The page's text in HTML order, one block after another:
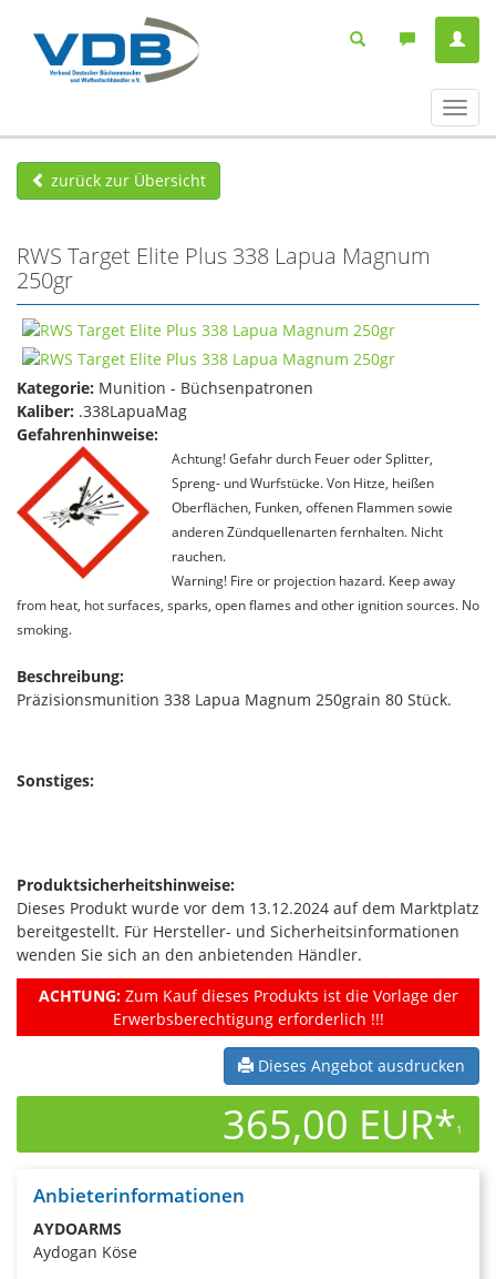
ein-/
zurück zur Übersicht
RWS Target Elite Plus 338 Lapua Magnum
250gr
Kategorie: Munition - Büchsenpatronen
Kaliber: .338LapuaMag
Gefahrenhinweise:
Achtung! Gefahr durch Feuer oder Splitter,
Spreng- und Wurfstücke. Von Hitze, heißen
Oberflächen, Funken, offenen Flammen sowie
anderen Zündquellenarten fernhalten. Nicht
rauchen.
Warning! Fire or projection hazard. Keep away
from heat, hot surfaces, sparks, open flames and other ignition sources. No
smoking.
Beschreibung:
Präzisionsmunition 338 Lapua Magnum 250grain 80 Stück.
Sonstiges:
Produktsicherheitshinweise:
Dieses Produkt wurde vor dem 13.12.2024 auf dem Marktplatz
bereitgestellt. Für Hersteller- und Sicherheitsinformationen
wenden Sie sich an den anbietenden Händler.
ACHTUNG:Zum Kauf dieses Produkts ist die Vorlage der
Erwerbsberechtigung erforderlich !!!
Dieses Angebot ausdrucken
365,00 EUR*1
Anbieterinformationen
AYDOARMS
Aydogan Köse